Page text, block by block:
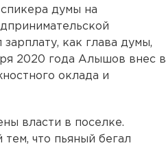
думы на
как глава думы,
2020 года Алышов внес в
оклада и
власти в поселке.
что пьяный бегал